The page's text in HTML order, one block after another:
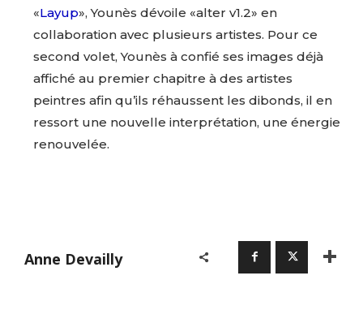
«Layup», Younès dévoile «alter v1.2» en
collaboration avec plusieurs artistes. Pour ce
second volet, Younès à confié ses images déjà
affiché au premier chapitre à des artistes
peintres afin qu’ils réhaussent les dibonds, il en
ressort une nouvelle interprétation, une énergie
renouvelée.
Anne Devailly